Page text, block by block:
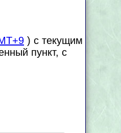
) с текущим
пункт, с